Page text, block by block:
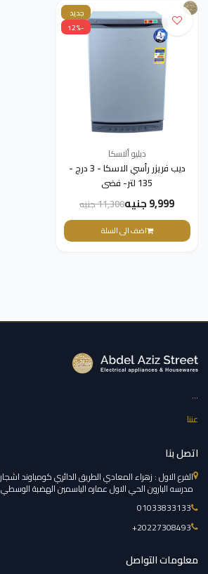
جديد
-12%
دبليو ألاسكا
ديب فريزر رأسي الاسكا - 3 درج -
135 لتر- فضى
9,999 جنيه 11,300 جنيه
اضف الى السلة
...
عننا
اتصل بنا
مدرسه البارون الحي الاول عماره الياسمين الهضبة الوسطي
01033833133
‎+20227308493
معلومات التواصل